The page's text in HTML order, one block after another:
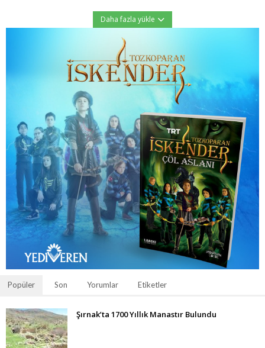
Daha fazla yükle
Popüler Son Yorumlar Etiketler
Şırnak’ta 1700 Yıllık Manastır Bulundu